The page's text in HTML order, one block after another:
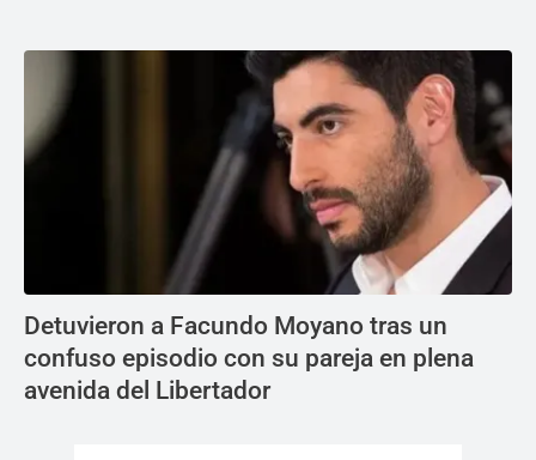
Detuvieron a Facundo Moyano tras un
confuso episodio con su pareja en plena
avenida del Libertador